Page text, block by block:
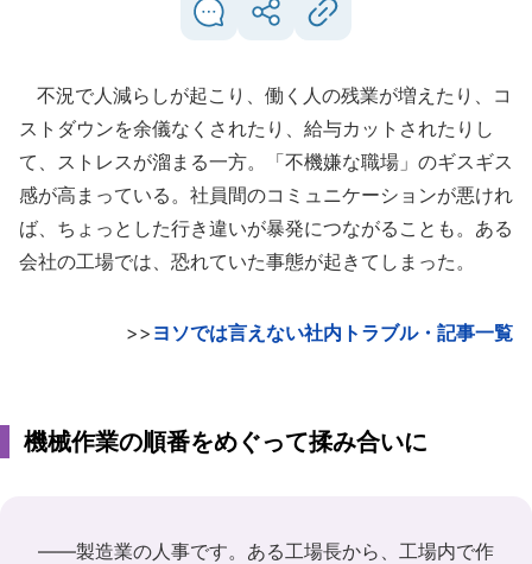
不況で人減らしが起こり、働く人の残業が増えたり、コ
ストダウンを余儀なくされたり、給与カットされたりし
て、ストレスが溜まる一方。「不機嫌な職場」のギスギス
感が高まっている。社員間のコミュニケーションが悪けれ
ば、ちょっとした行き違いが暴発につながることも。ある
会社の工場では、恐れていた事態が起きてしまった。
>> ヨソでは言えない社内トラブル・記事一覧
機械作業の順番をめぐって揉み合いに
――製造業の人事です。ある工場長から、工場内で作